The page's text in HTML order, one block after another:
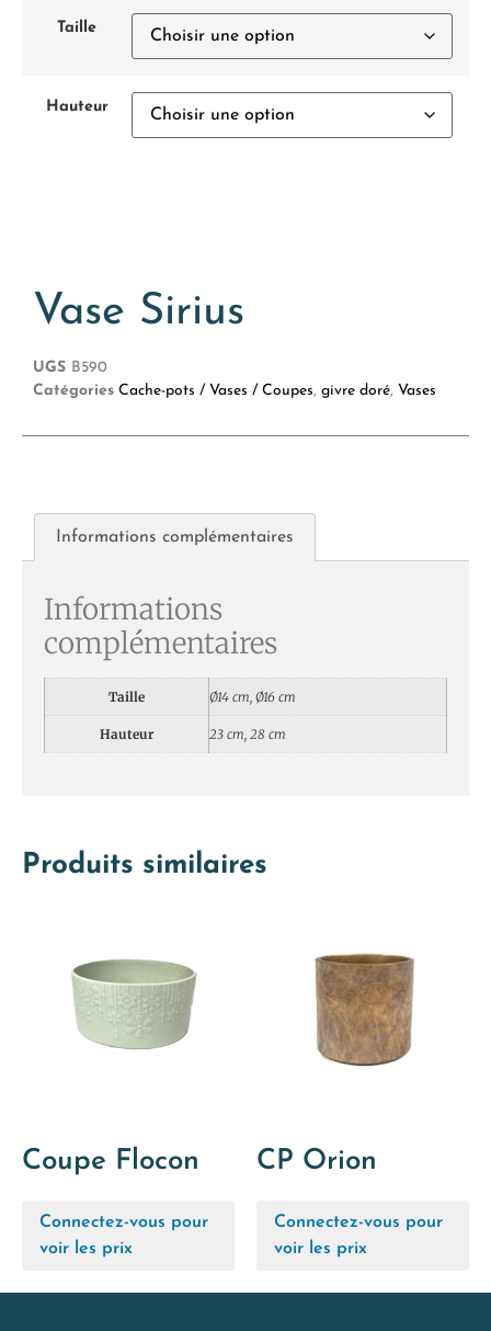
Taille
Hauteur
Produits similaires
Coupe Flocon
Connectez-vous pour
voir les prix
CP Orion
Connectez-vous pour
voir les prix
Vase Sirius
UGS B590
Catégories Cache-pots / Vases / Coupes, givre doré, Vases
Informations complémentaires
Informations
complémentaires
Taille Ø14 cm, Ø16 cm
Hauteur 23 cm, 28 cm